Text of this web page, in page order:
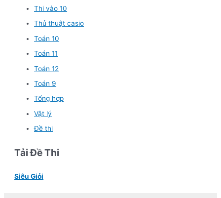
Thi vào 10
Thủ thuật casio
Toán 10
Toán 11
Toán 12
Toán 9
Tổng hợp
Vật lý
Đề thi
Tải Đề Thi
Siêu Giỏi